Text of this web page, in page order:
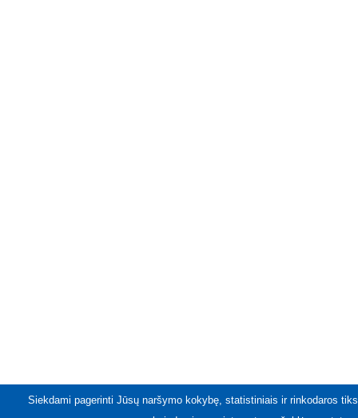
Siekdami pagerinti Jūsų naršymo kokybę, statistiniais ir rinkodaros